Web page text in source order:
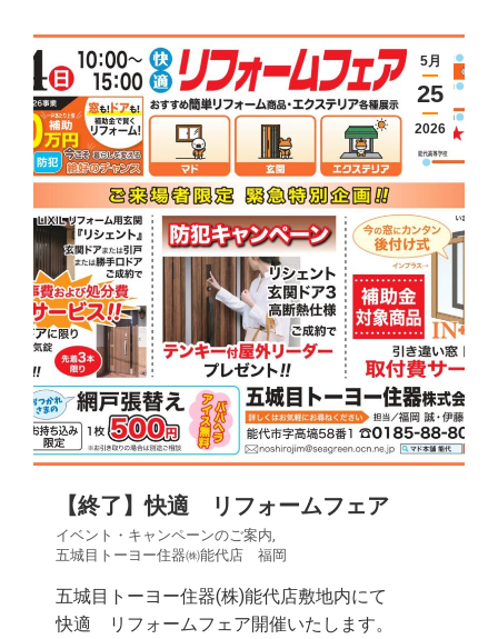
5月
25
2026
【終了】快適 リフォームフェア
イベント・キャンペーンのご案内
五城目トーヨー住器㈱能代店 福岡
五城目トーヨー住器(株)能代店敷地内にて
快適 リフォームフェア開催いたします。